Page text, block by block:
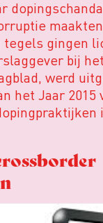
gingen
bij het
werd
het Jaar 2015